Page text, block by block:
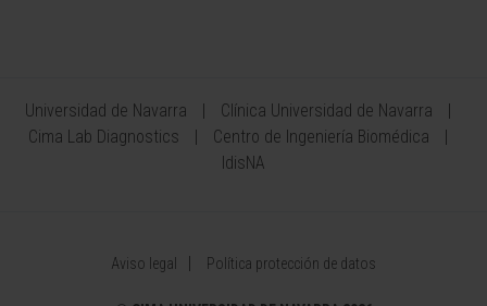
Universidad de Navarra
Clínica Universidad de Navarra
Cima Lab Diagnostics
Centro de Ingeniería Biomédica
IdisNA
Aviso legal Política protección de datos